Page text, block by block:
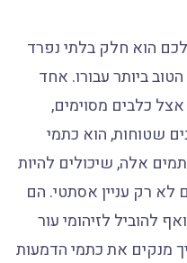
הוא חלק בלתי נפרד
ביותר עבורו. אחד
כלבים מסוימים,
שטוחות, הוא כתמי
אלה, שיכולים להיות
רק עניין אסתטי. הם
להוביל לזיהומי עור
מנקים את כתמי הדמעות